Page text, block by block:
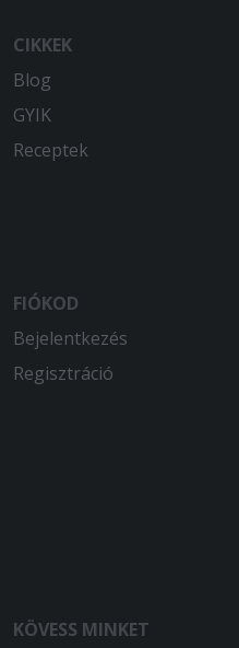
CIKKEK
Blog
GYIK
Receptek
FIÓKOD
Bejelentkezés
Regisztráció
KÖVESS MINKET